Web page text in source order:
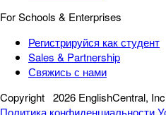
For Schools & Enterprises
Регистрируйся как студент
Sales & Partnership
Свяжись с нами
Copyright 2026 EnglishCentral,